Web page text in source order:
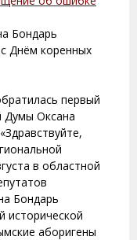
Бондарь
Днём коренных
первый
Думы Оксана
в областной
Бондарь
исторической
аборигены